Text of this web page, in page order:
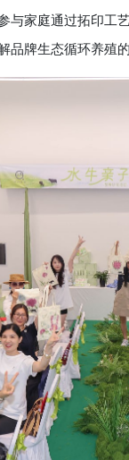
与家庭通过拓印
品牌生态循环养殖